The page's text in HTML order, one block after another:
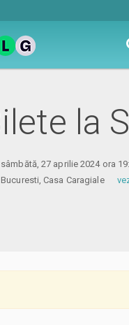
la
sâmbătă, 27 aprilie 2024 ora
Bucuresti, Casa Caragiale